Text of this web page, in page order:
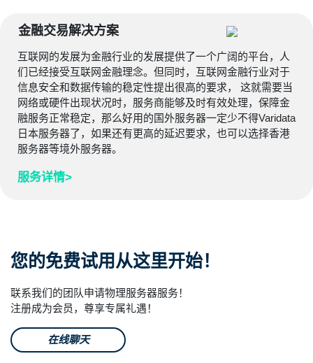
金融交易解决方案
互联网的发展为金融行业的发展提供了一个广阔的平台，人
们已经接受互联网金融理念。但同时，互联网金融行业对于
信息安全和数据传输的稳定性提出很高的要求， 这就需要当
网络或硬件出现状况时，服务商能够及时有效处理，保障金
融服务正常稳定，那么好用的国外服务器一定少不得Varidata
日本服务器了，如果还有更高的延迟要求，也可以选择香港
服务器等境外服务器。
服务详情>
您的免费试用从这里开始！
联系我们的团队申请物理服务器服务！
注册成为会员，尊享专属礼遇！
在线聊天